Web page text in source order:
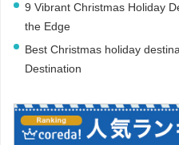
9 Vibrant Christmas Holiday
the Edge
Best Christmas holiday
Destination